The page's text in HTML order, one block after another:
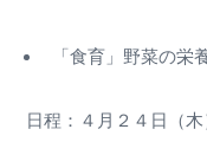
「食育」野菜の栄
日程：４月２４日（木